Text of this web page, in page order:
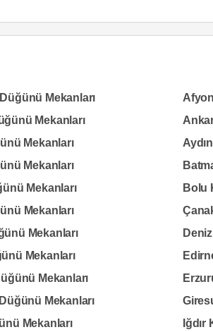
Mekanları
Mekanları
Mekanları
Mekanları
Mekanları
Bolu
Mekanları
Mekanları
Mekanları
Mekanları
Mekanları
Mekanları Iğdır